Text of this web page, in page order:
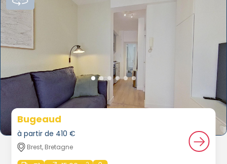
Bugeaud
à partir de 410 €
Brest, Bretagne